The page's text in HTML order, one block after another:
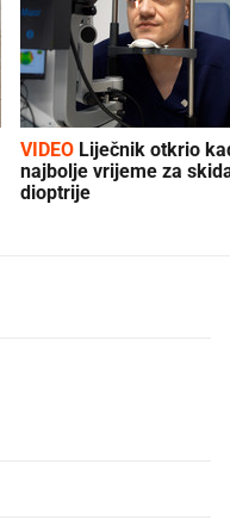
VIDEO
najbolje vrijeme za
dioptrije